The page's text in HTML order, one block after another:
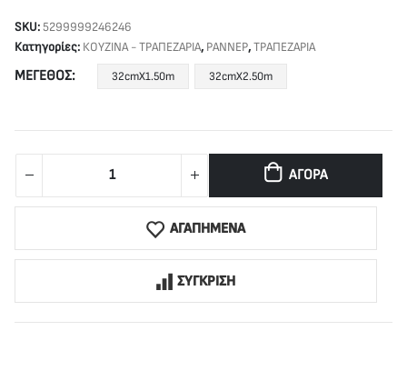
SKU:5299999246246
Κατηγορίες: ΚΟΥΖΙΝΑ - ΤΡΑΠΕΖΑΡΙΑ, ΡΑΝΝΕΡ,ΤΡΑΠΕΖΑΡΙΑ
ΜΈΓΕΘΟΣ 32cmX1.50m 32cmX2.50m
ΑΓΟΡΆ
ΑΓΑΠΗΜΕΝΑ
ΣΥΓΚΡΙΣΗ